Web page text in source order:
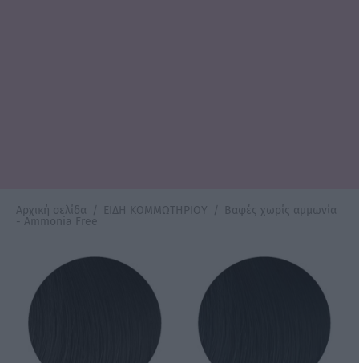
Αρχική σελίδα / ΕΙΔΗ ΚΟΜΜΩΤΗΡΙΟΥ /
Βαφές χωρίς αμμωνία
- Ammonia Free